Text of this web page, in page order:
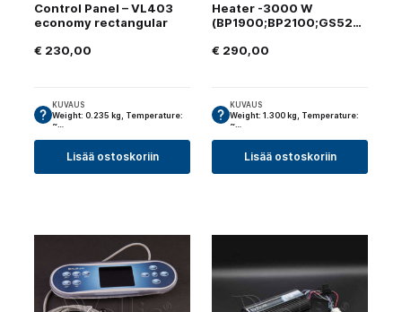
Control Panel – VL403
economy rectangular
€ 230,00
KUVAUS
Weight: 0.235 kg, Temperature:
~…
Lisää ostoskoriin
Heater -3000 W
(BP1900;BP2100;GS523;GS501)
€ 290,00
KUVAUS
Weight: 1.300 kg, Temperature:
~…
Lisää ostoskoriin